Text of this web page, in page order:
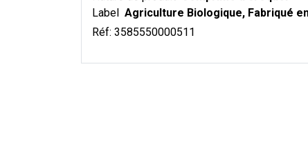
Label Agriculture Biologique, Fabriqué
Réf: 3585550000511